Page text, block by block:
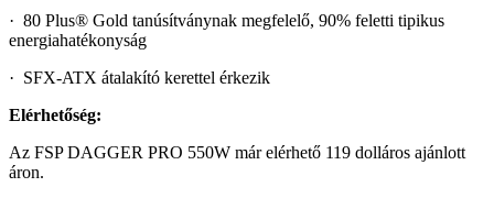
· 80 Plus® Gold tanúsítványnak megfelelő, 90% feletti tipikus
energiahatékonyság
· SFX-ATX átalakító kerettel érkezik
Elérhetőség:
Az FSP DAGGER PRO 550W már elérhető 119 dolláros ajánlott
áron.